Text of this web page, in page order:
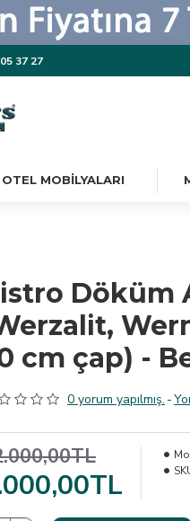
37 27
MOBILYALARI
Döküm
cm çap) -
0 yorum yapılmış. -